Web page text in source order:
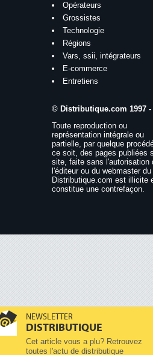
NEWSLETTER
DISTRIBUTIQUE
Cet article vous a plu? Retrouvez
toutes l'actu de distributique
Opérateurs
Grossistes
Technologie
Régions
Vars, ssii, intégrateurs
E-commerce
Entretiens
© Distributique.com 1997 -
Toute reproduction ou
représentation intégrale ou
partielle, par quelque
ce soit, des pages publiées
site, faite sans l'autorisation
l'éditeur ou du webmaster
Distributique.com est illicite
constitue une contrefaçon.